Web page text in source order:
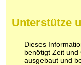
Pilze
Schlafmittel
Schmerzmittel
Unterstütze
Dieses
benötigt Zeit und
ausgebaut und